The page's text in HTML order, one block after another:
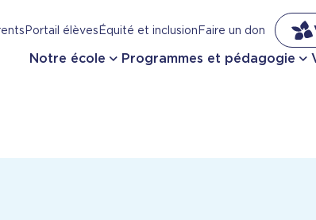
Portail élèvesÉquité et inclusionFaire un don
Notre école Programmes et pédagogie